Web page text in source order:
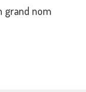
grand nom